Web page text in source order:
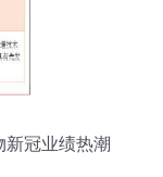
冠业绩热潮